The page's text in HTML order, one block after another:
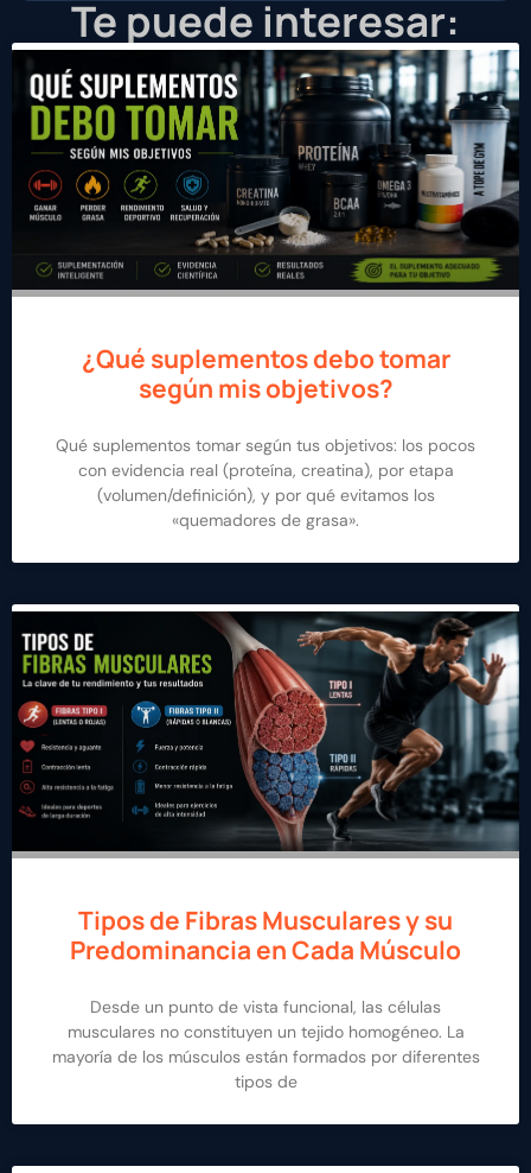
Te puede interesar:
¿Qué suplementos debo tomar
según mis objetivos?
Qué suplementos tomar según tus objetivos: los pocos
con evidencia real (proteína, creatina), por etapa
(volumen/definición), y por qué evitamos los
«quemadores de grasa».
Tipos de Fibras Musculares y su
Predominancia en Cada Músculo
Desde un punto de vista funcional, las células
musculares no constituyen un tejido homogéneo. La
mayoría de los músculos están formados por diferentes
tipos de